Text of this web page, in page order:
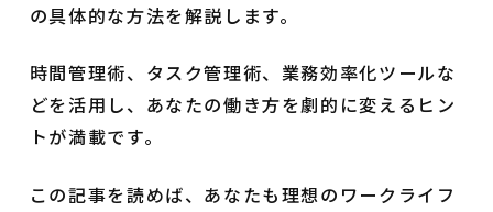
の具体的な方法を解説します。
時間管理術、タスク管理術、業務効率化ツールな
どを活用し、あなたの働き方を劇的に変えるヒン
トが満載です。
この記事を読めば、あなたも理想のワークライフ